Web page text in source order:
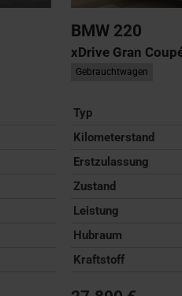
BMW 220
xDrive Gran
Gebrauchtwagen
Typ
Kilometerstand
Erstzulassung
Zustand
Leistung
Hubraum
Kraftstoff